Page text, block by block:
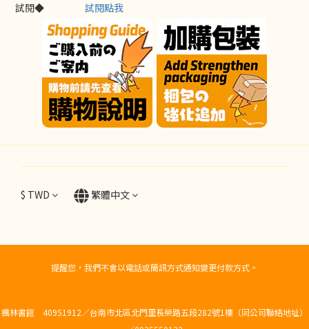
試閱◆
試閱點我
$ TWD 繁體中文
提醒您，我們不會以電話或簡訊方式通知變更付款方式。
楓林書館 40951912／台南市北區北門里長榮路五段282號1樓（同公司聯絡地址）